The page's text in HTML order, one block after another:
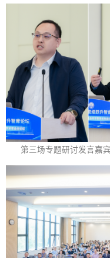
第三场专题研讨发言嘉